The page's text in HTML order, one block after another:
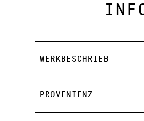
WERKBESCHRIEB
PROVENIENZ